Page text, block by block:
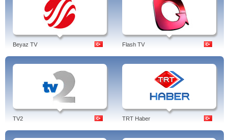
Beyaz TV Flash TV
TV2 TRT Haber